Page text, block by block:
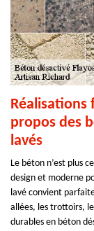
Réalisations
propos des
lavés
Le béton n’est plus
design et moderne
lavé convient
allées, les trottoirs,
durables en béton